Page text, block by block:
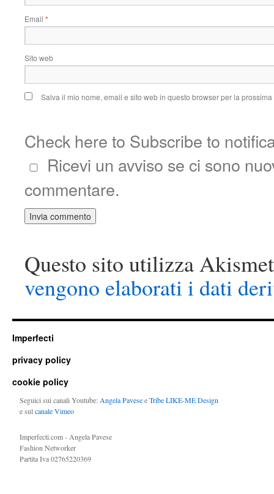
Email *
Sito web
Salva il mio nome, email e sito web in questo browser per la
Check here to Subscribe to
Ricevi un avviso se ci sono
commentare.
Questo sito utilizza
vengono elaborati i dati
Imperfecti
privacy policy
cookie policy
Seguici sui canali Youtube: Angela PaveseeTribe LIKE-ME Design
e sulcanale Vimeo
Imperfecti.com - Angela Pavese
Fashion Networker
Partita Iva 02765220369